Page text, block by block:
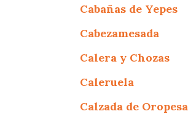
Cabañas de Yepes
Cabezamesada
Calera y Chozas
Caleruela
Calzada de Oropesa